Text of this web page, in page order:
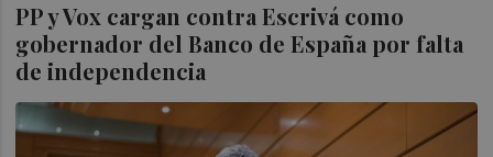
PP y Vox cargan contra Escrivá como
gobernador del Banco de España por falta
de independencia